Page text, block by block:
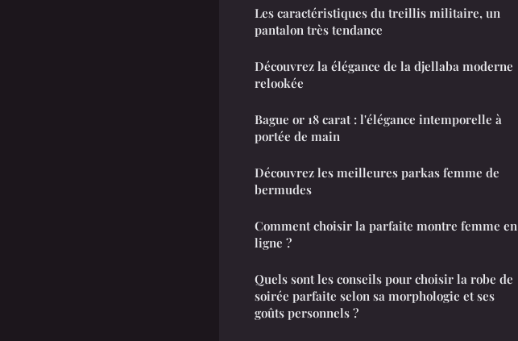
Les caractéristiques du treillis militaire, un
pantalon très tendance
Découvrez la élégance de la djellaba moderne
relookée
Bague or 18 carat : l'élégance intemporelle à
portée de main
Découvrez les meilleures parkas femme de
bermudes
Comment choisir la parfaite montre femme en
ligne ?
Quels sont les conseils pour choisir la robe de
soirée parfaite selon sa morphologie et ses
goûts personnels ?